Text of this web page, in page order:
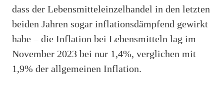
dass der Lebensmitteleinzelhandel in den letzten
beiden Jahren sogar inflationsdämpfend gewirkt
habe – die Inflation bei Lebensmitteln lag im
November 2023 bei nur 1,4%, verglichen mit
1,9% der allgemeinen Inflation.